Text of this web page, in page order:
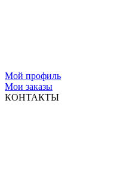
Мой профиль
Мои заказы
КОНТАКТЫ